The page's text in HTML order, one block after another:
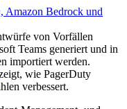
Amazon Bedrock und
von Vorfällen
Teams generiert und in
importiert werden.
wie PagerDuty
verbessert.